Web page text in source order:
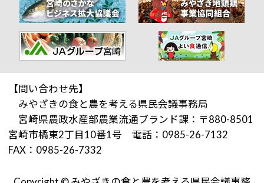
【問い合わせ先】
みやざきの食と農を考える県民会議事務局
宮崎県農政水産部農業流通ブランド課：〒880-8501
宮崎市橘東2丁目10番1号 電話：0985-26-7132
FAX：0985-26-7332